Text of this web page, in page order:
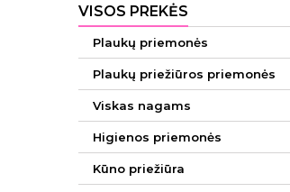
VISOS PREKĖS
Plaukų priemonės
Plaukų priežiūros priemonės
Viskas nagams
Higienos priemonės
Kūno priežiūra